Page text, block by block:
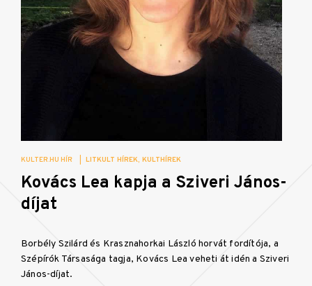
KULTER.HU HÍR LITKULT HÍREK KULTHÍREK
Kovács Lea kapja a Sziveri János-
díjat
Borbély Szilárd és Krasznahorkai László horvát fordítója, a
Szépírók Társasága tagja, Kovács Lea veheti át idén a Sziveri
János-díjat.